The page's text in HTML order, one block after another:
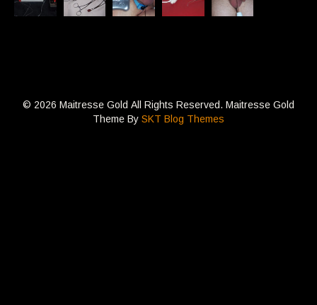
© 2026 Maitresse Gold All Rights Reserved. Maitresse Gold
Theme By SKT Blog Themes